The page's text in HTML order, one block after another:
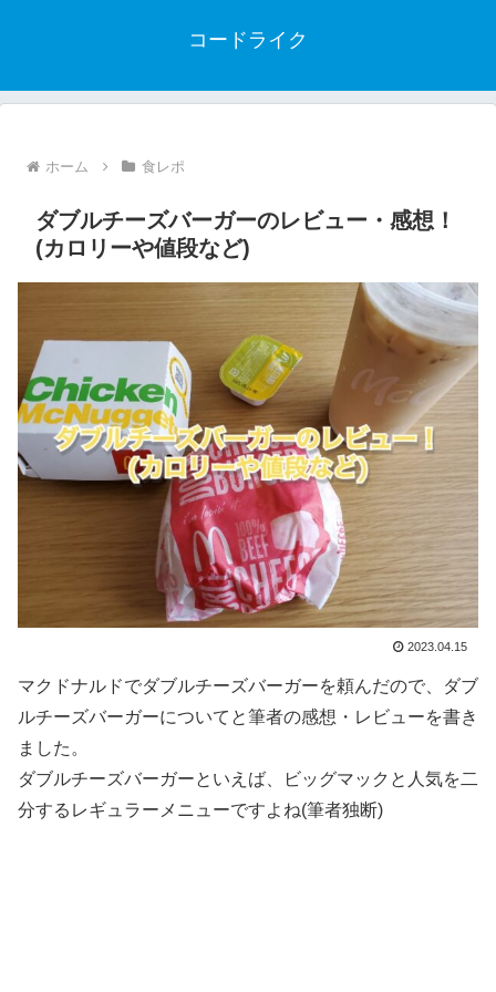
コードライク
ホーム 食レポ
ダブルチーズバーガーのレビュー・感想！
(カロリーや値段など)
2023.04.15
マクドナルドでダブルチーズバーガーを頼んだので、ダブ
ルチーズバーガーについてと筆者の感想・レビューを書き
ました。
ダブルチーズバーガーといえば、ビッグマックと人気を二
分するレギュラーメニューですよね(筆者独断)